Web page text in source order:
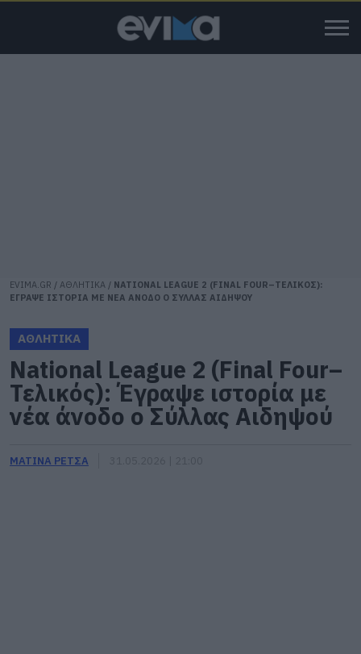
EVIMA.GR / ΑΘΛΗΤΙΚΑ / NATIONAL LEAGUE 2 (FINAL FOUR–ΤΕΛΙΚΟΣ):
ΕΓΡΑΨΕ ΙΣΤΟΡΙΑ ΜΕ ΝΕΑ ΑΝΟΔΟ Ο ΣΥΛΛΑΣ ΑΙΔΗΨΟΥ
ΑΘΛΗΤΙΚΑ
National League 2 (Final Four–
Τελικός): Έγραψε ιστορία με
νέα άνοδο ο Σύλλας Αιδηψού
ΜΑΤΙΝΑ ΡΕΤΣΑ